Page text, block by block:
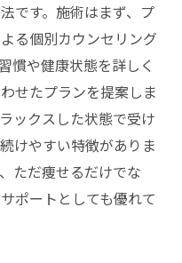
です。施術はまず、プ
る個別カウンセリング
慣や健康状態を詳しく
せたプランを提案しま
ックスした状態で受け
けやすい特徴がありま
ただ痩せるだけでな
ポートとしても優れて